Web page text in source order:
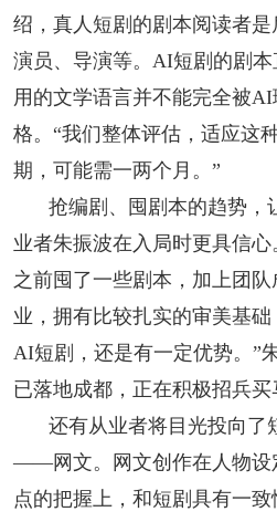
绍，真人短剧的剧本阅读者是
演员、导演等。AI短剧的剧
用的文学语言并不能完全被
格。“我们整体评估，适应这
期，可能需一两个月。”
抢编剧、囤剧本的趋势，
业者朱振波在入局时更具信
之前囤了一些剧本，加上团
业，拥有比较扎实的审美基
AI短剧，还是有一定优势。”
已落地成都，正在积极招兵买
还有从业者将目光投向了
——网文。网文创作在人物设
点的把握上，和短剧具有一